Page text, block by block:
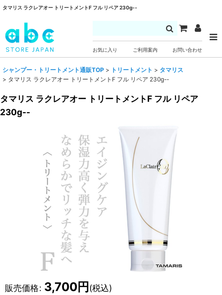
タマリス ラクレアオー トリートメントF フル リペア 230g--
お気に入り ご利用案内 お問い合わせ
シャンプー・トリートメント通販TOP > トリートメント > タマリス
> タマリス ラクレアオー トリートメントF フル リペア 230g--
タマリス ラクレアオー トリートメントF フル リペア
230g--
販売価格: 3,700円 (税込)